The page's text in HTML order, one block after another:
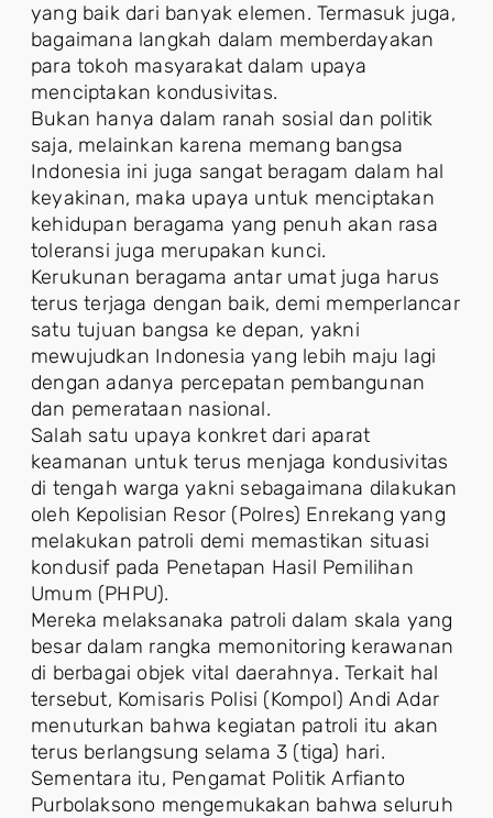
yang baik dari banyak elemen. Termasuk juga,
bagaimana langkah dalam memberdayakan
para tokoh masyarakat dalam upaya
menciptakan kondusivitas.
Bukan hanya dalam ranah sosial dan politik
saja, melainkan karena memang bangsa
Indonesia ini juga sangat beragam dalam hal
keyakinan, maka upaya untuk menciptakan
kehidupan beragama yang penuh akan rasa
toleransi juga merupakan kunci.
Kerukunan beragama antar umat juga harus
terus terjaga dengan baik, demi memperlancar
satu tujuan bangsa ke depan, yakni
mewujudkan Indonesia yang lebih maju lagi
dengan adanya percepatan pembangunan
dan pemerataan nasional.
Salah satu upaya konkret dari aparat
keamanan untuk terus menjaga kondusivitas
di tengah warga yakni sebagaimana dilakukan
oleh Kepolisian Resor (Polres) Enrekang yang
melakukan patroli demi memastikan situasi
kondusif pada Penetapan Hasil Pemilihan
Umum (PHPU).
Mereka melaksanaka patroli dalam skala yang
besar dalam rangka memonitoring kerawanan
di berbagai objek vital daerahnya. Terkait hal
tersebut, Komisaris Polisi (Kompol) Andi Adar
menuturkan bahwa kegiatan patroli itu akan
terus berlangsung selama 3 (tiga) hari.
Sementara itu, Pengamat Politik Arfianto
Purbolaksono mengemukakan bahwa seluruh